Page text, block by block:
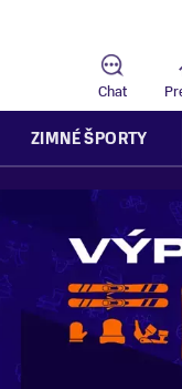
Chat
ZIMNÉ ŠPORTY